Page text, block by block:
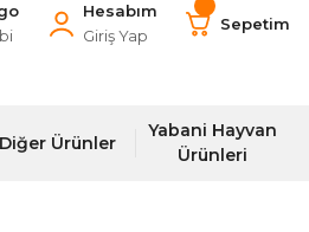
Hesabım
Giriş Yap
Sepetim
Diğer Ürünler
Yabani Hayvan
Ürünleri